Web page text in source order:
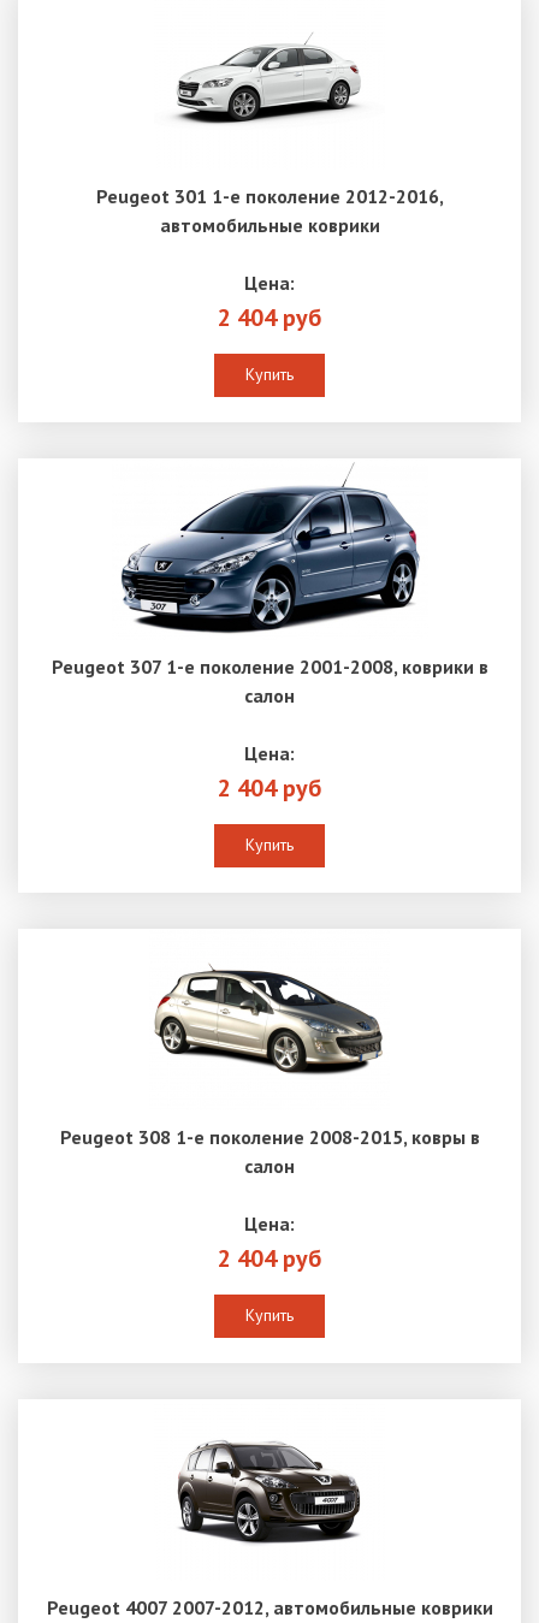
Peugeot 301 1-е поколение 2012-2016,
автомобильные коврики
Цена:
2 404 руб
Купить
Peugeot 307 1-е поколение 2001-2008, коврики в
салон
Цена:
2 404 руб
Купить
Peugeot 308 1-е поколение 2008-2015, ковры в
салон
Цена:
2 404 руб
Купить
Peugeot 4007 2007-2012, автомобильные коврики